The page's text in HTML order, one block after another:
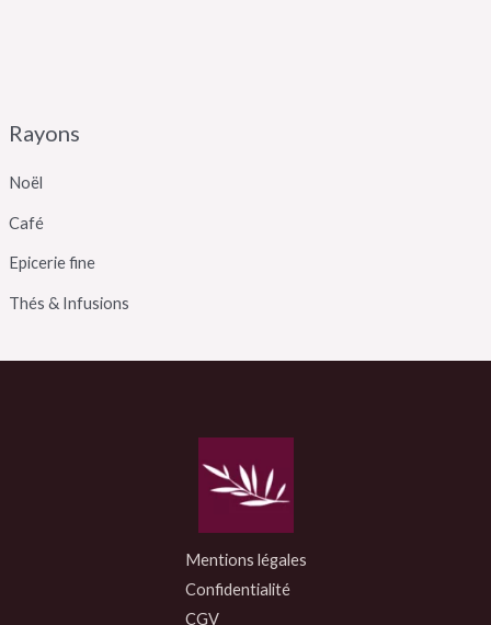
Rayons
Noël
Café
Epicerie fine
Thés & Infusions
Mentions légales
Confidentialité
CGV